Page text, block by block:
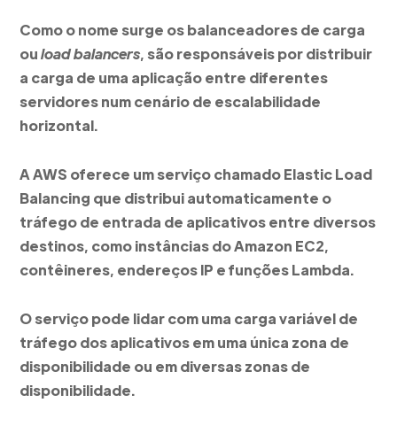
Como o nome surge os balanceadores de carga
ouload balancers, são responsáveis por distribuir
a carga de uma aplicação entre diferentes
servidores num cenário de escalabilidade
horizontal.
A AWS oferece um serviço chamado Elastic Load
Balancing que distribui automaticamente o
tráfego de entrada de aplicativos entre diversos
destinos, como instâncias do Amazon EC2,
contêineres, endereços IP e funções Lambda.
O serviço pode lidar com uma carga variável de
tráfego dos aplicativos em uma única zona de
disponibilidade ou em diversas zonas de
disponibilidade.